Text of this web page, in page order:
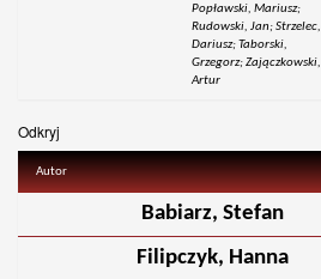
Popławski, Mariusz;
Rudowski, Jan; Strzelec,
Dariusz; Taborski,
Grzegorz; Zajączkowski,
Artur
Odkryj
Autor
Babiarz, Stefan
Filipczyk, Hanna